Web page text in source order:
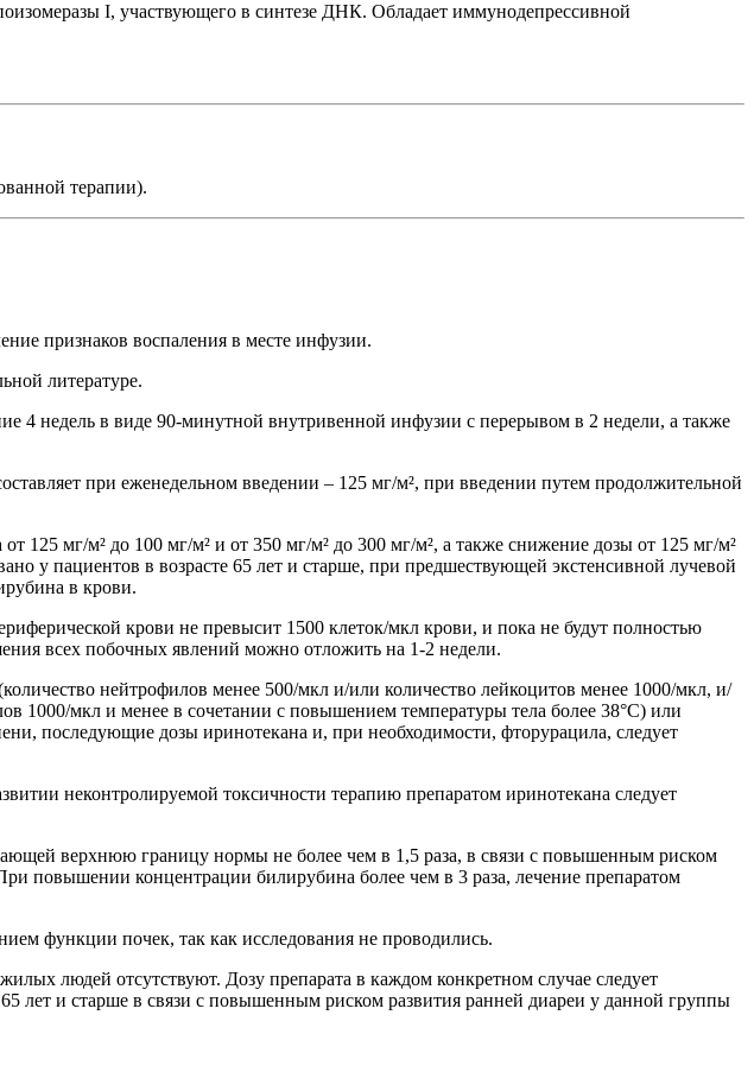
I, участвующего в синтезе ДНК. Обладает иммунодепрессивной
терапии).
признаков воспаления в месте инфузии.
литературе.
4 недель в виде 90-минутной внутривенной инфузии с перерывом в 2 недели, а также
при еженедельном введении – 125 мг/м², при введении путем продолжительной
мг/м² до 100 мг/м² и от 350 мг/м² до 300 мг/м², а также снижение дозы от 125 мг/м²
у пациентов в возрасте 65 лет и старше, при предшествующей экстенсивной лучевой
в крови.
крови не превысит 1500 клеток/мкл крови, и пока не будут полностью
всех побочных явлений можно отложить на 1-2 недели.
нейтрофилов менее 500/мкл и/или количество лейкоцитов менее 1000/мкл, и/
1000/мкл и менее в сочетании с повышением температуры тела более 38°С) или
последующие дозы иринотекана и, при необходимости, фторурацила, следует
неконтролируемой токсичности терапию препаратом иринотекана следует
верхнюю границу нормы не более чем в 1,5 раза, в связи с повышенным риском
повышении концентрации билирубина более чем в 3 раза, лечение препаратом
функции почек, так как исследования не проводились.
людей отсутствуют. Дозу препарата в каждом конкретном случае следует
лет и старше в связи с повышенным риском развития ранней диареи у данной группы